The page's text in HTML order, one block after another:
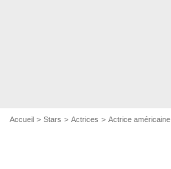
Accueil Stars Actrices Actrice américaine